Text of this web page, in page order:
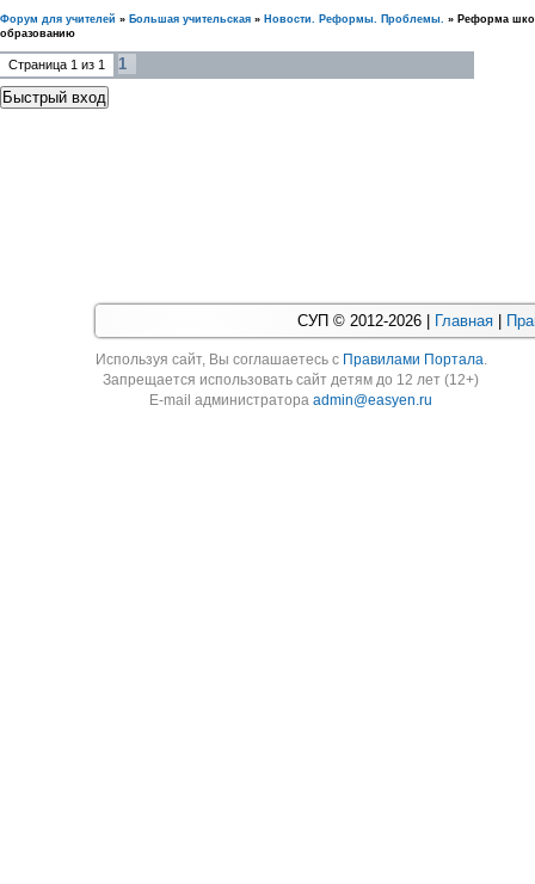
Форум для учителей » Большая учительская » Новости. Реформы. Проблемы. » Реформа
образованию
Страница 1 из 1 1
СУП © 2012-2026 | Главная
Используя cайт, Вы соглашаетесь с Правилами Портала.
Запрещается использовать сайт детям до 12 лет (12+)
E-mail администратораadmin@easyen.ru